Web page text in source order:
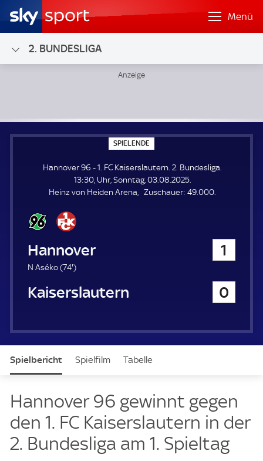
Menü
2. BUNDESLIGA
SPIELENDE
P
E
L
E
N
Hannover 96 - 1. FC Kaiserslautern. 2. Bundesliga.
13:30, Uhr, Sonntag, 03.08.2025.
Heinz von Heiden Arena
Zuschauer: Z
49.000.
Hannover 96 1
N Aséko (74'7
.
e
)
1. FC Kaiserslautern 0
Spielbericht Spielfilm Tabelle
Hannover 96 gewinnt gegen
den 1. FC Kaiserslautern in der
2. Bundesliga am 1. Spieltag